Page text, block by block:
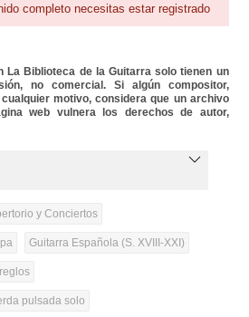
completo necesitas estar registrado
La Biblioteca de la Guitarra solo tienen un
no comercial. Si algún compositor,
motivo, considera que un archivo
web vulnera los derechos de autor,
y Conciertos
Guitarra Española (S. XVIII-XXI)
pulsada solo